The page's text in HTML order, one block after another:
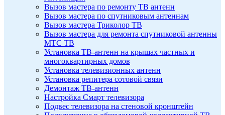
Вызов мастера по ремонту ТВ антенн
Вызов мастера по спутниковым антеннам
Вызов мастера Триколор ТВ
Вызов мастера для ремонта спутниковой антенны
МТС ТВ
Установка ТВ-антенн на крышах частных и
многоквартирных домов
Установка телевизионных антенн
Установка репитера сотовой связи
Демонтаж ТВ-антенн
Настройка Смарт телевизора
Подвес телевизора на стеновой кронштейн